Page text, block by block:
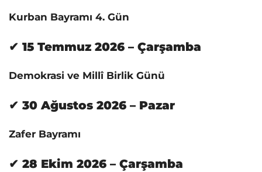
Kurban Bayramı 4. Gün
✔ 15 Temmuz 2026 – Çarşamba
Demokrasi ve Millî Birlik Günü
✔ 30 Ağustos 2026 – Pazar
Zafer Bayramı
✔ 28 Ekim 2026 – Çarşamba